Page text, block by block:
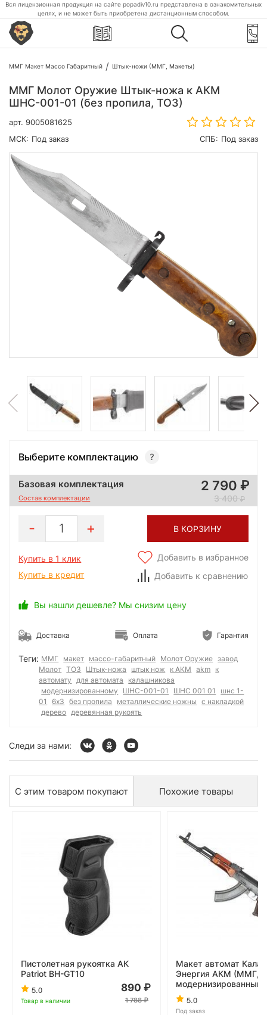
Вся лицензионная продукция на сайте popadiv10.ru представлена в ознакомительных
целях, и не может быть приобретена дистанционным способом.
ММГ Макет Массо Габаритный Штык-ножи (ММГ, Макеты)
ММГ Молот Оружие Штык-ножа к АКМ
ШНС-001-01 (без пропила, ТОЗ)
арт. 9005081625
МСК: Под заказ СПБ: Под заказ
Выберите комплектацию
Базовая комплектация
Состав комплектации
2 790
3 400
1 В КОРЗИНУ
Купить в 1 клик
Купить в кредит
Добавить в избранное
Добавить к сравнению
Вы нашли дешевле? Мы снизим цену
Доставка Оплата Гарантия
Теги: ММГ макет массо-габаритный Молот Оружие завод
Молот ТОЗ Штык-ножа штык нож к АКМ akm к
автомату
для автомата
калашникова
модернизированному
ШНС-001-01 ШНС 001 01
шнс 1-
01
6x3 без пропила металлические ножны
с накладкой
дерево деревянная рукоять
Следи за нами:
С этим товаром покупают Похожие товары
Пистолетная рукоятка АК
Patriot BH-GT10
5.0
Товар в наличии
890
1 788
Макет автомат
Энергия АКМ (ММГ,
модернизированный)
5.0
Под заказ